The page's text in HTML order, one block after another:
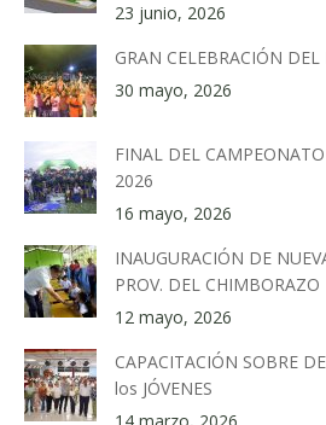
23 junio, 2026
GRAN CELEBRACIÓN
30 mayo, 2026
FINAL DEL
2026
16 mayo, 2026
INAUGURACIÓN DE
PROV. DEL CHIMBORAZO
12 mayo, 2026
CAPACITACIÓN SOBRE
los JÓVENES